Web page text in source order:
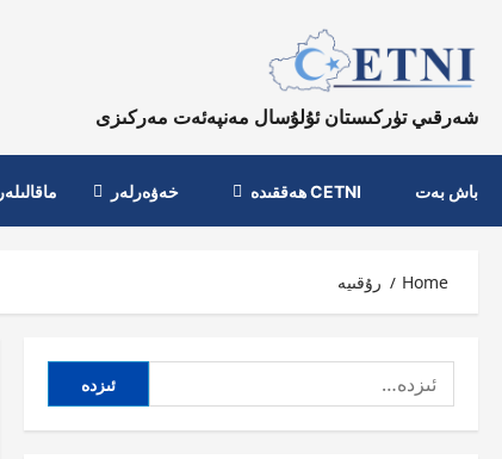
content
شەرقىي تۈركىستان ئۇلۇسال مەنپەئەت مەركىزى
باش بەت CETNI ھەققىدە خەۋەرلەر ماقالىلەر
Home رۇقىيە
ئىزدە: